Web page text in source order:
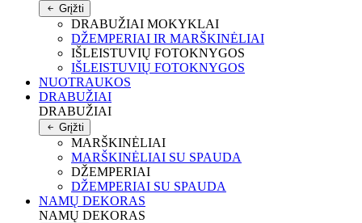
Grįžti
DRABUŽIAI MOKYKLAI
DŽEMPERIAI IR MARŠKINĖLIAI
IŠLEISTUVIŲ FOTOKNYGOS
IŠLEISTUVIŲ FOTOKNYGOS
NUOTRAUKOS
DRABUŽIAI
DRABUŽIAI
Grįžti
MARŠKINĖLIAI
MARŠKINĖLIAI SU SPAUDA
DŽEMPERIAI
DŽEMPERIAI SU SPAUDA
NAMŲ DEKORAS
NAMŲ DEKORAS